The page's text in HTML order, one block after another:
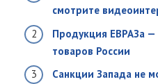
смотрите
Продукция ЕВРАЗа
товаров России
Санкции Запада не